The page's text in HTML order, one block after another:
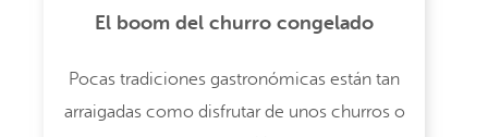
El boom del churro congelado
Pocas tradiciones gastronómicas están tan
arraigadas como disfrutar de unos churros o